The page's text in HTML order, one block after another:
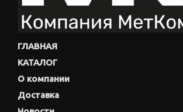
ГЛАВНАЯ
КАТАЛОГ
О компании
Доставка